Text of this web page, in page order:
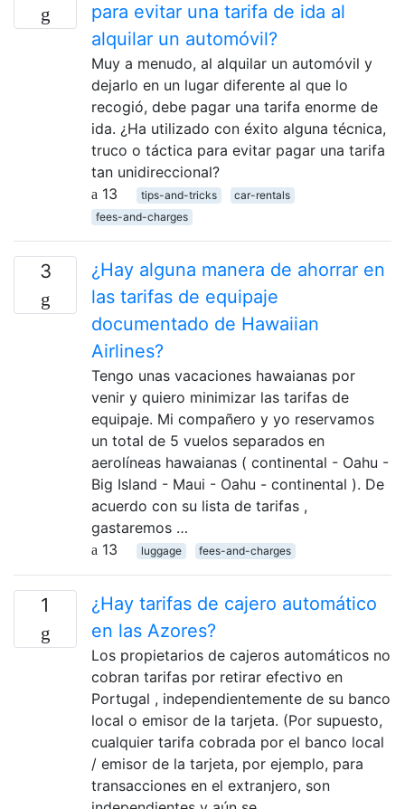
para evitar una tarifa de ida al
alquilar un automóvil?
Muy a menudo, al alquilar un automóvil y
dejarlo en un lugar diferente al que lo
recogió, debe pagar una tarifa enorme de
ida. ¿Ha utilizado con éxito alguna técnica,
truco o táctica para evitar pagar una tarifa
tan unidireccional?
13
tips-and-tricks
car-rentals
fees-and-charges
3
¿Hay alguna manera de ahorrar en
las tarifas de equipaje
documentado de Hawaiian
Airlines?
Tengo unas vacaciones hawaianas por
venir y quiero minimizar las tarifas de
equipaje. Mi compañero y yo reservamos
un total de 5 vuelos separados en
aerolíneas hawaianas ( continental - Oahu -
Big Island - Maui - Oahu - continental ). De
acuerdo con su lista de tarifas ,
gastaremos …
13
luggage fees-and-charges
1
¿Hay tarifas de cajero automático
en las Azores?
Los propietarios de cajeros automáticos no
cobran tarifas por retirar efectivo en
Portugal , independientemente de su banco
local o emisor de la tarjeta. (Por supuesto,
cualquier tarifa cobrada por el banco local
/ emisor de la tarjeta, por ejemplo, para
transacciones en el extranjero, son